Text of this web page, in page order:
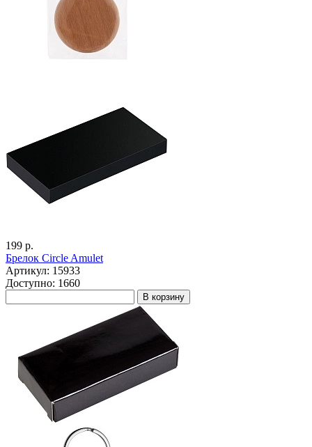
199 р.
Брелок Circle Amulet
Артикул: 15933
Доступно: 1660
В корзину